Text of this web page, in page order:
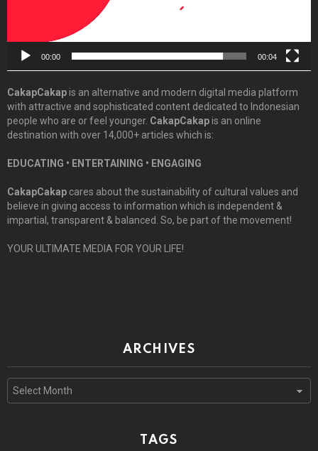
00:00 00:04
CakapCakapis an alternative and modern digital media platform
with attractive and sophisticated content dedicated to Indonesian
people who are or feel younger. CakapCakapis an online
destination with over 14,000+ articles which is:
EDUCATING • ENTERTAINING • ENGAGING
CakapCakap cares about the sustainability of cultural values and
believe in giving access to information which is independent &
impartial, transparent & balanced. So, be part of the movement!
YOUR ULTIMATE MEDIA FOR YOUR LIFE!
ARCHIVES
TAGS